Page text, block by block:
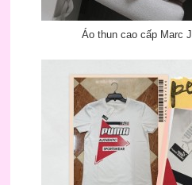
Áo thun cao cấp Marc